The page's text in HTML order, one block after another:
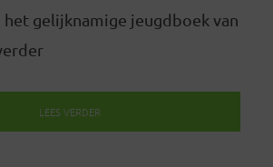
het gelijknamige jeugdboek van
LEES VERDER